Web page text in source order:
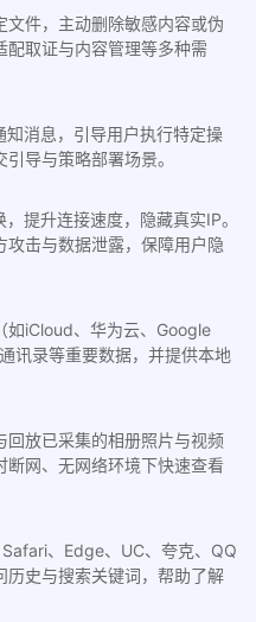
文件，主动删除敏感内容或伪
取证与内容管理等多种需
消息，引导用户执行特定操
导与策略部署场景。
提升连接速度，隐藏真实IP。
击与数据泄露，保障用户隐
如iCloud、华为云、Google
讯录等重要数据，并提供本地
回放已采集的相册照片与视频
网、无网络环境下快速查看
、Edge、UC、夸克、QQ
历史与搜索关键词，帮助了解